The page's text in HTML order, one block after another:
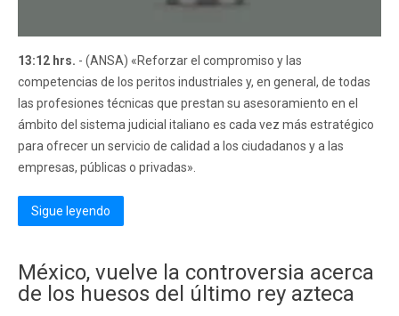
13:12 hrs. - (ANSA) «Reforzar el compromiso y las
competencias de los peritos industriales y, en general, de todas
las profesiones técnicas que prestan su asesoramiento en el
ámbito del sistema judicial italiano es cada vez más estratégico
para ofrecer un servicio de calidad a los ciudadanos y a las
empresas, públicas o privadas».
Sigue leyendo
México, vuelve la controversia acerca
de los huesos del último rey azteca